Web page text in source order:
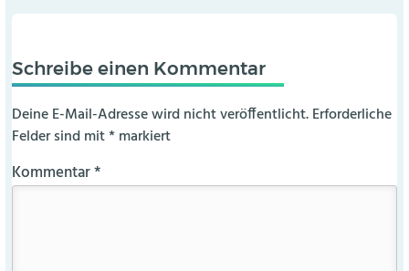
Schreibe einen Kommentar
Deine E-Mail-Adresse wird nicht veröffentlicht. Erforderliche
Felder sind mit*markiert
Kommentar*